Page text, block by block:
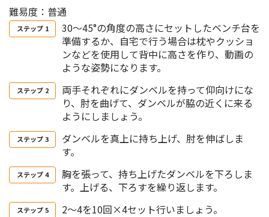
難易度：普通
30〜45°の角度の高さにセットしたベンチ台を
準備するか、自宅で行う場合は枕やクッショ
ンなどを使用して背中に高さを作り、動画の
ような姿勢になります。
両手それぞれにダンベルを持って仰向けにな
り、肘を曲げて、ダンベルが脇の近くに来る
ようにしましょう。
ダンベルを真上に持ち上げ、肘を伸ばしま
す。
胸を張って、持ち上げたダンベルを下ろしま
す。上げる、下ろすを繰り返します。
2～4を10回×4セット行いましょう。